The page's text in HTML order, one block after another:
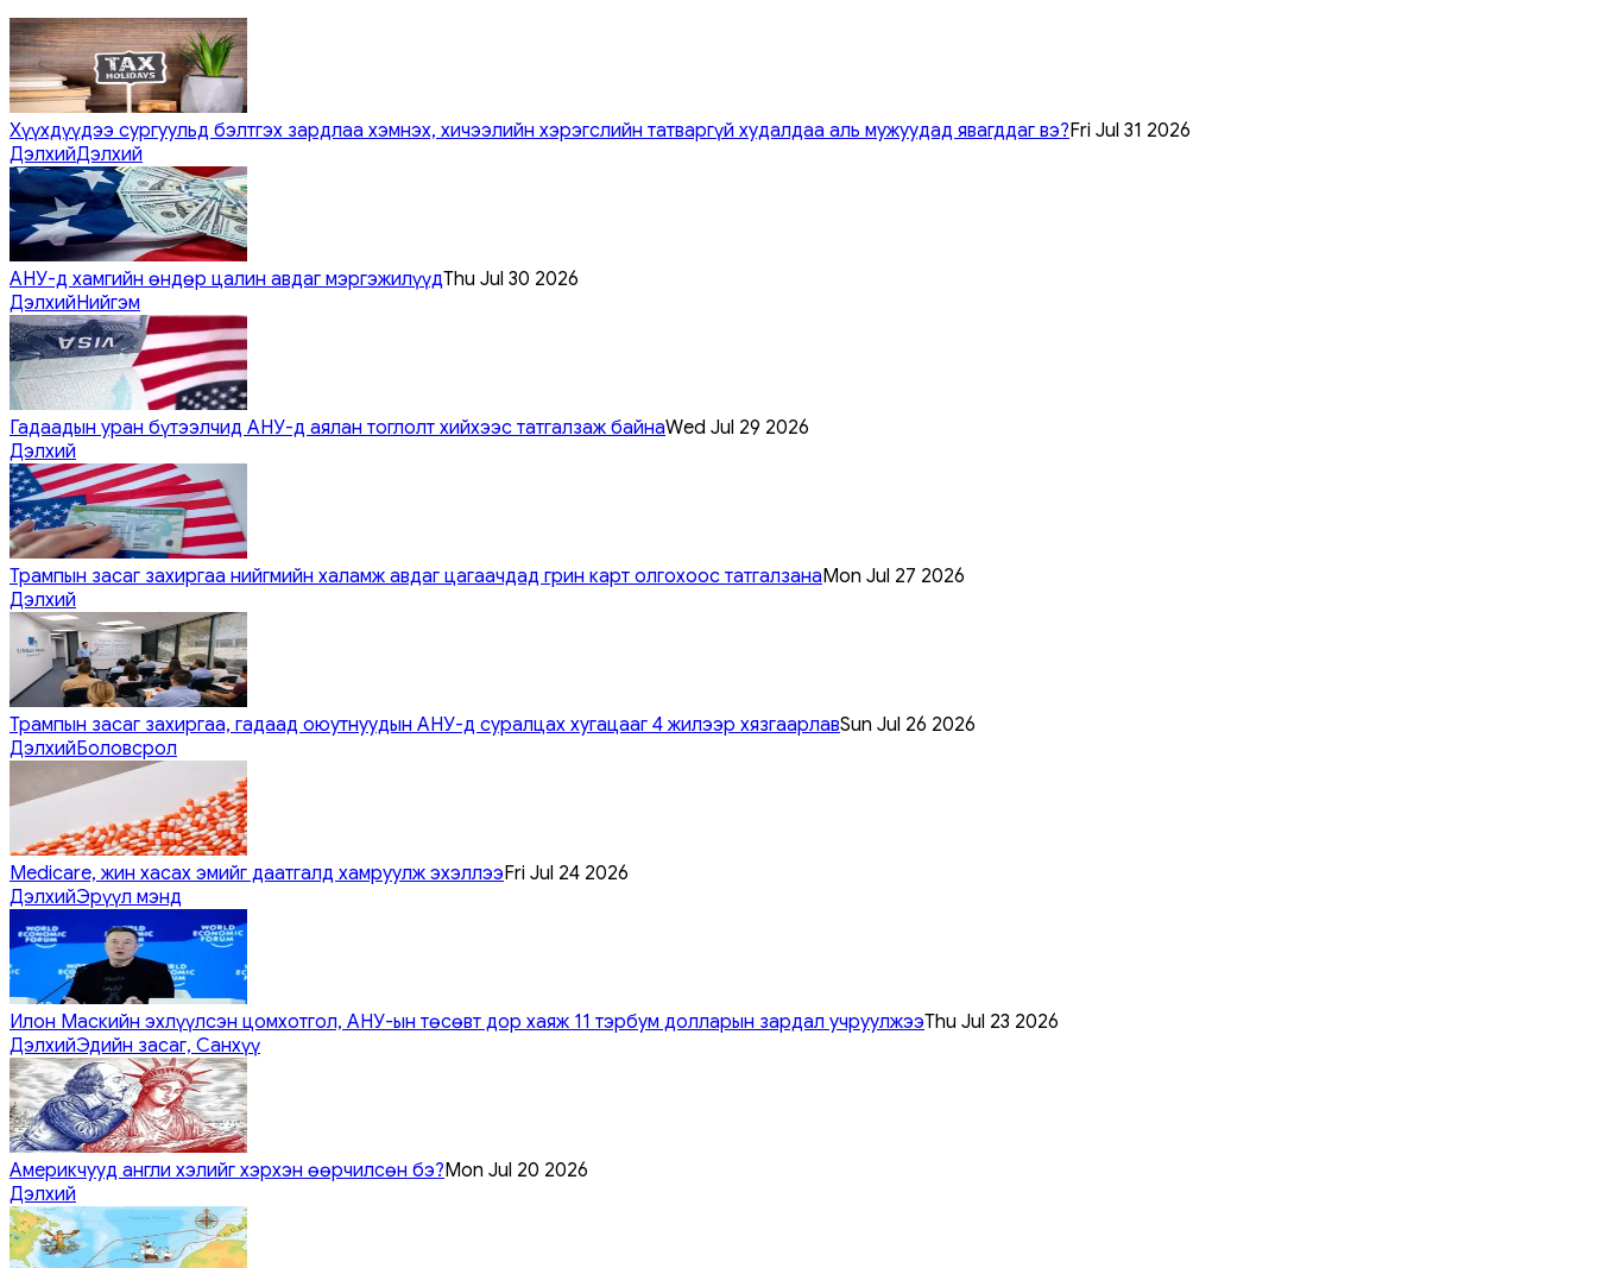
Хүүхдүүдээ сургуульд бэлтгэх зардлаа хэмнэх, хичээлийн хэрэгслийн татваргүй худалдаа аль мужуудад явагддаг вэ?Fri Jul 31 2026
ДэлхийДэлхий
АНУ-д хамгийн өндөр цалин авдаг мэргэжилүүдThu Jul 30 2026
ДэлхийНийгэм
Гадаадын уран бүтээлчид АНУ-д аялан тоглолт хийхээс татгалзаж байнаWed Jul 29 2026
Дэлхий
Трампын засаг захиргаа нийгмийн халамж авдаг цагаачдад грин карт олгохоос татгалзанаMon Jul 27 2026
Дэлхий
Трампын засаг захиргаа, гадаад оюутнуудын АНУ-д суралцах хугацааг 4 жилээр хязгаарлавSun Jul 26 2026
ДэлхийБоловсрол
Medicare, жин хасах эмийг даатгалд хамруулж эхэллээFri Jul 24 2026
ДэлхийЭрүүл мэнд
Илон Маскийн эхлүүлсэн цомхотгол, АНУ-ын төсөвт дор хаяж 11 тэрбум долларын зардал учруулжээThu Jul 23 2026
ДэлхийЭдийн засаг, Санхүү
Америкчууд англи хэлийг хэрхэн өөрчилсөн бэ?Mon Jul 20 2026
Дэлхий